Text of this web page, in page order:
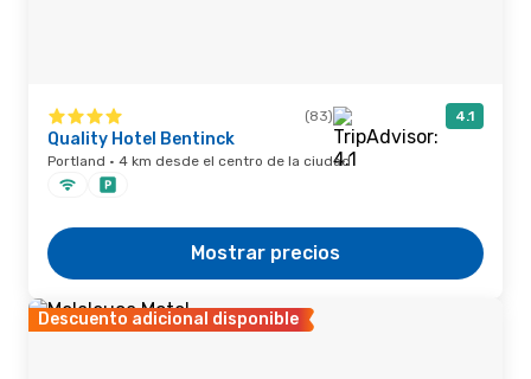
(83) 4.1
Quality Hotel Bentinck
Portland · 4 km desde el centro de la ciudad
Mostrar precios
Descuento adicional disponible